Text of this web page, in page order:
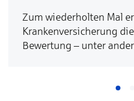
Zum wiederholten Mal
Krankenversicherung
Bewertung – unter